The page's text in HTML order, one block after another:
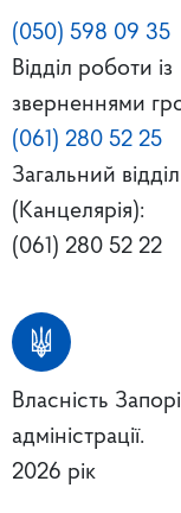
(050) 598 09 35
Відділ роботи із
зверненнями
(061) 280 52 25
Загальний відділ
(Канцелярія):
(061) 280 52 22
Власність
адміністрації.
2026 рік